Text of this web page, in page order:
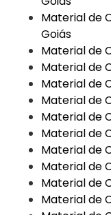
Material de
Goiás
Material de
Material de
Material de
Material de
Material de
Material de
Material de
Material de
Material de
Material de